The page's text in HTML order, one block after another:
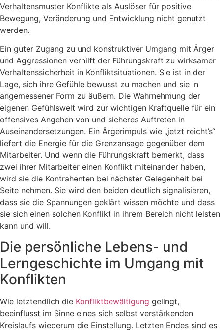
Verhaltensmuster Konflikte als Auslöser für positive
Bewegung, Veränderung und Entwicklung nicht genutzt
werden.
Ein guter Zugang zu und konstruktiver Umgang mit Ärger
und Aggressionen verhilft der Führungskraft zu wirksamer
Verhaltenssicherheit in Konfliktsituationen. Sie ist in der
Lage, sich ihre Gefühle bewusst zu machen und sie in
angemessener Form zu äußern. Die Wahrnehmung der
eigenen Gefühlswelt wird zur wichtigen Kraftquelle für ein
offensives Angehen von und sicheres Auftreten in
Auseinandersetzungen. Ein Ärgerimpuls wie „jetzt reicht’s“
liefert die Energie für die Grenzansage gegenüber dem
Mitarbeiter. Und wenn die Führungskraft bemerkt, dass
zwei ihrer Mitarbeiter einen Konflikt miteinander haben,
wird sie die Kontrahenten bei nächster Gelegenheit bei
Seite nehmen. Sie wird den beiden deutlich signalisieren,
dass sie die Spannungen geklärt wissen möchte und dass
sie sich einen solchen Konflikt in ihrem Bereich nicht leisten
kann und will.
Die persönliche Lebens- und
Lerngeschichte im Umgang mit
Konflikten
Wie letztendlich die Konfliktbewältigung gelingt,
beeinflusst im Sinne eines sich selbst verstärkenden
Kreislaufs wiederum die Einstellung. Letzten Endes sind es